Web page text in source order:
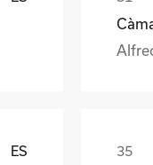
ES